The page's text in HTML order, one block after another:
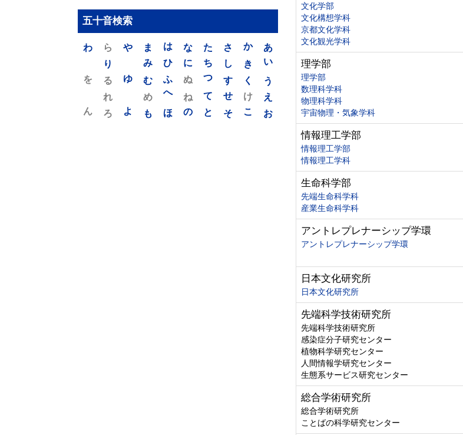
五十音検索
あ
い
う
え
お
か
き
く
け
こ
さ
し
す
せ
そ
た
ち
つ
て
と
な
に
ぬ
ね
の
は
ひ
ふ
へ
ほ
ま
み
む
め
も
や
ゆ
よ
ら
り
る
れ
ろ
わ
を
ん
文化学部
文化構想学科
京都文化学科
文化観光学科
理学部
理学部
数理科学科
物理科学科
宇宙物理・気象学科
情報理工学部
情報理工学部
情報理工学科
生命科学部
先端生命科学科
産業生命科学科
アントレプレナーシップ学環
アントレプレナーシップ学環
日本文化研究所
日本文化研究所
先端科学技術研究所
先端科学技術研究所
感染症分子研究センター
植物科学研究センター
人間情報学研究センター
生態系サービス研究センター
総合学術研究所
総合学術研究所
ことばの科学研究センター